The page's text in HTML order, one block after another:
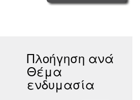
Πλοήγηση ανά
Θέμα
ενδυμασία